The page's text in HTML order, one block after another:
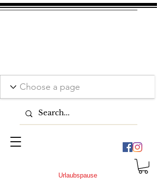
Urlaubspause